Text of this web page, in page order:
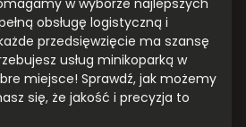
w wyborze najlepszych
obsługę logistyczną i
przedsięwzięcie ma szansę
usług minikoparką w
miejsce! Sprawdź, jak możemy
się, że jakość i precyzja to